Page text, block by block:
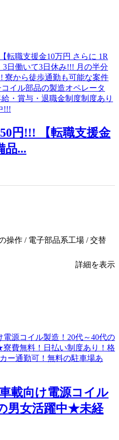
円!!! 【転職支援金
品...
操作 / 電子部品系工場 / 交替
詳細を表示
載向け電源コイル
男女活躍中★未経